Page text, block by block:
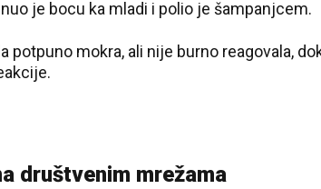
je bocu ka mladi i polio je šampanjcem.
potpuno mokra, ali nije burno reagovala,
društvenim mrežama